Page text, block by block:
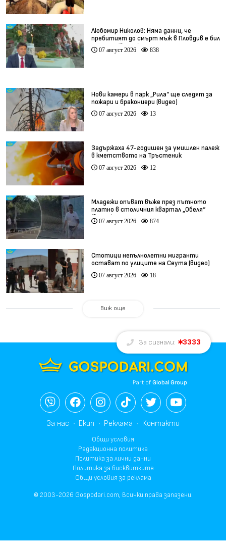
Любомир Николов: Няма данни, че
пребитият до смърт мъж в Пловдив е бил
педофил (видео)
07 август 2026 838
Нови камери в парк „Рила“ ще следят за
пожари и бракониери (видео)
07 август 2026 13
Задържаха 47-годишен за умишлен палеж
в кметството на Тръстеник
07 август 2026 12
Младежи опъват въже през пътното
платно в столичния квартал „Обеля“
(видео)
07 август 2026 874
Стотици непълнолетни мигранти
остават по улиците на Сеута (видео)
07 август 2026 18
Виж още
За сигнали: 3333
Part ofGlobal Group
За нас Екип Реклама Контакти
Общи условия
Редакционна политика
Политика за лични данни
Политика за бисквитките
Общи условия за реклама
© 2003-2026 Gospodari.com, Всички права запазени.